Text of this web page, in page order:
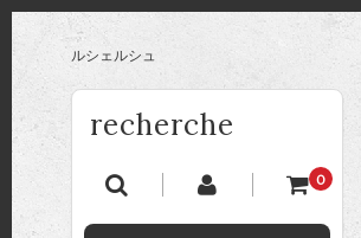
ルシェルシュ
recherche
0